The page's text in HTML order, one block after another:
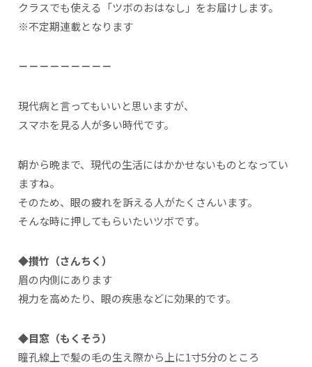
クラスでも使える「ツボのおはなし」をお届けします。
※不定期連載となります
－－－－－－－－－
現代病と言ってもいいと思いますが、
スマホを見る人が多い時代です。
朝から晩まで、現代の生活にはかかせないものとなってい
ますね。
そのため、眼の疲れを訴える人がたくさんいます。
そんな時に押してもらいたいツボです。
◆攅竹（さんちく）
眉の内側にあります
視力を高めたり、眼の疾患などに効果的です。
◆目窓（もくそう）
瞳孔線上で髪の毛の生え際から上に1寸5分のところ